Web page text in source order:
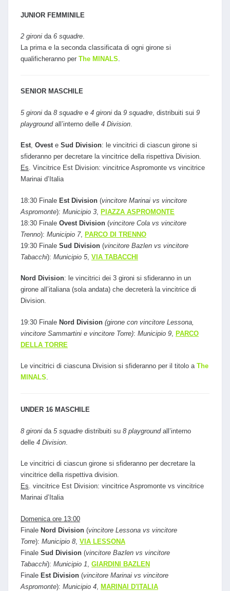
JUNIOR FEMMINILE
2 gironi da 6 squadre.
La prima e la seconda classificata di ogni girone si
qualificheranno per The MINALS.
SENIOR MASCHILE
5 gironi da 8 squadre e 4 gironi da 9 squadre , distribuiti sui 9
playgroundall’interno delle 4 Division
Est, Ovest e Sud Division: le vincitrici di ciascun girone si
sfideranno per decretare la vincitrice della rispettiva Division.
Es. Vincitrice Est Division: vincitrice Aspromonte vs vincitrice
Marinai d’Italia
18:30 Finale Est Division (vincitore Marinai vs vincitore
Aspromonte): Municipio 3 PIAZZA ASPROMONTE
18:30 Finale Ovest Division (vincitore Cola vs vincitore
Trenno): Municipio 7, PARCO DI TRENNO
19:30 Finale Sud Division (vincitore Bazlen vs vincitore
Tabacchi): Municipio 5, VIA TABACCHI
Nord Division: le vincitrici dei 3 gironi si sfideranno in un
girone all’italiana (sola andata) che decreterà la vincitrice di
Division.
19:30 Finale Nord Division (girone con vincitore Lessona,
vincitore Sammartini e vincitore Torre): Municipio 9 PARCO
DELLA TORRE
Le vincitrici di ciascuna Division si sfideranno per il titolo a The
MINALS.
UNDER 16 MASCHILE
8 gironi da 5 squadre distribuiti su 8 playgroundall’interno
delle 4 Division
Le vincitrici di ciascun girone si sfideranno per decretare la
vincitrice della rispettiva division.
Es. vincitrice Est Division: vincitrice Aspromonte vs vincitrice
Marinai d’Italia
Domenica ore 13:00
Finale Nord Division (vincitore Lessona vs vincitore
Torre): Municipio 8 VIA LESSONA
Finale Sud Division (vincitore Bazlen vs vincitore
Tabacchi): Municipio 1 GIARDINI BAZLEN
Finale Est Division (vincitore Marinai vs vincitore
Aspromonte): Municipio 4 MARINAI D'ITALIA